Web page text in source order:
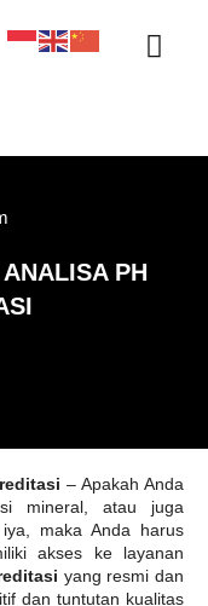
PH
– Apakah Anda
mineral, atau juga
maka Anda harus
akses ke layanan
yang resmi dan
dan tuntutan kualitas